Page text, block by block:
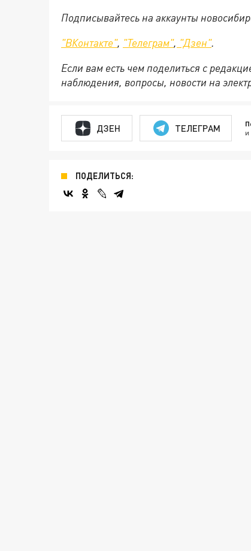
Подписывайтесь на аккаунты
"ВКонтакте", "Телеграм", "Дзен".
Если вам есть чем поделиться с
наблюдения, вопросы, новости на
ДЗЕН ТЕЛЕГРАМ и
ПОДЕЛИТЬСЯ: